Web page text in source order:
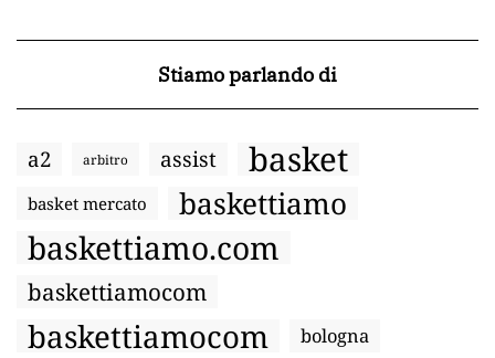
Stiamo parlando di
a2 arbitro assist basket
basket mercato baskettiamo
baskettiamo.com
baskettiamocom
baskettiamocom bologna